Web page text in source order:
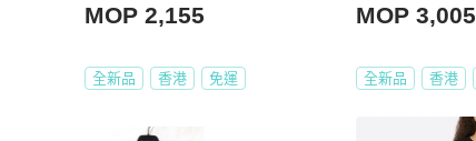
MOP 2,155
全新品 香港 免運
MOP 3,005
全新品 香港